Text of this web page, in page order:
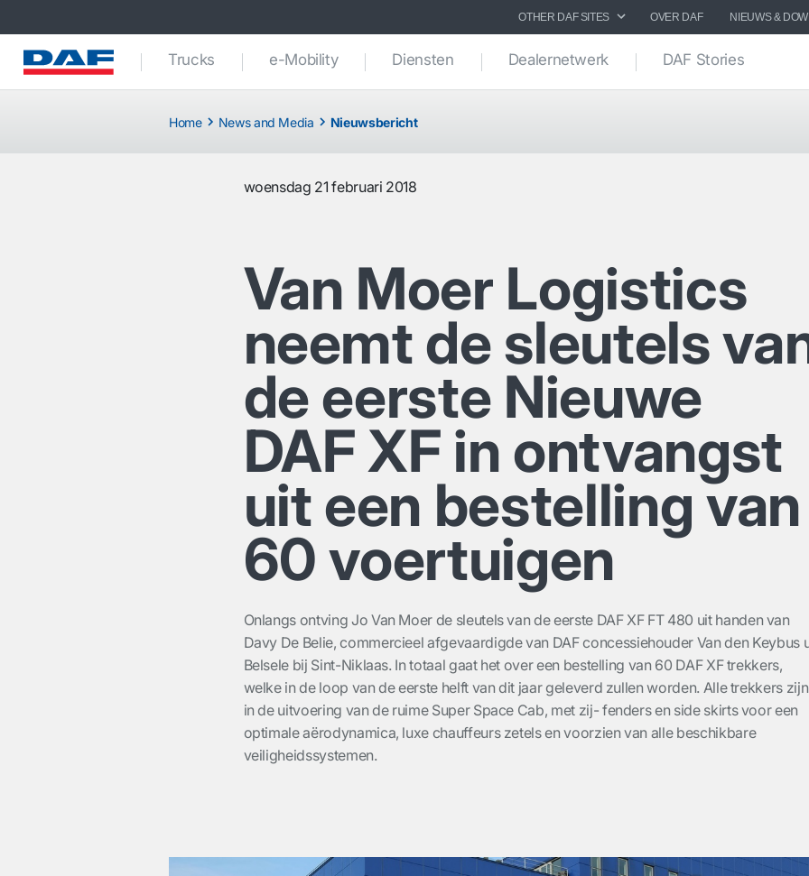
OTHER DAF SITES OVER DAF NIEUWS &
Trucks e-Mobility Diensten Dealernetwerk DAF Stories
Home News and Media Nieuwsbericht
woensdag 21 februari 2018
Van Moer Logistics
neemt de sleutels
de eerste Nieuwe
DAF XF in ontvangst
uit een bestelling van
60 voertuigen
Onlangs ontving Jo Van Moer de sleutels van de eerste DAF XF FT 480 uit handen van
Davy De Belie, commercieel afgevaardigde van DAF concessiehouder Van den Keybus
Belsele bij Sint-Niklaas. In totaal gaat het over een bestelling van 60 DAF XF trekkers,
welke in de loop van de eerste helft van dit jaar geleverd zullen worden. Alle trekkers zijn
in de uitvoering van de ruime Super Space Cab, met zij- fenders en side skirts voor een
optimale aërodynamica, luxe chauffeurs zetels en voorzien van alle beschikbare
veiligheidssystemen.